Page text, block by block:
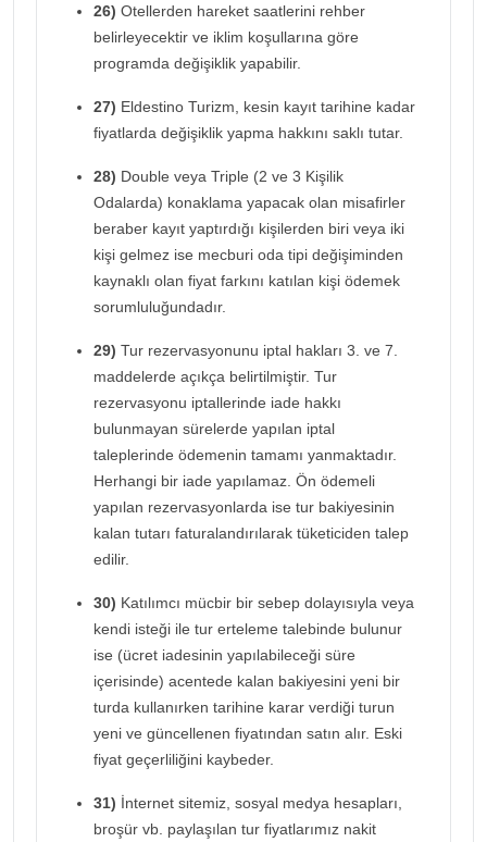
26) Otellerden hareket saatlerini rehber
belirleyecektir ve iklim koşullarına göre
programda değişiklik yapabilir.
27) Eldestino Turizm, kesin kayıt tarihine kadar
fiyatlarda değişiklik yapma hakkını saklı tutar.
28) Double veya Triple (2 ve 3 Kişilik
Odalarda) konaklama yapacak olan misafirler
beraber kayıt yaptırdığı kişilerden biri veya iki
kişi gelmez ise mecburi oda tipi değişiminden
kaynaklı olan fiyat farkını katılan kişi ödemek
sorumluluğundadır.
29) Tur rezervasyonunu iptal hakları 3. ve 7.
maddelerde açıkça belirtilmiştir. Tur
rezervasyonu iptallerinde iade hakkı
bulunmayan sürelerde yapılan iptal
taleplerinde ödemenin tamamı yanmaktadır.
Herhangi bir iade yapılamaz. Ön ödemeli
yapılan rezervasyonlarda ise tur bakiyesinin
kalan tutarı faturalandırılarak tüketiciden talep
edilir.
30) Katılımcı mücbir bir sebep dolayısıyla veya
kendi isteği ile tur erteleme talebinde bulunur
ise (ücret iadesinin yapılabileceği süre
içerisinde) acentede kalan bakiyesini yeni bir
turda kullanırken tarihine karar verdiği turun
yeni ve güncellenen fiyatından satın alır. Eski
fiyat geçerliliğini kaybeder.
31) İnternet sitemiz, sosyal medya hesapları,
broşür vb. paylaşılan tur fiyatlarımız nakit